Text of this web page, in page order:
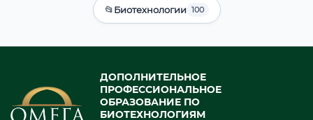
📂Биотехнологии 100
ДОПОЛНИТЕЛЬНОЕ
ПРОФЕССИОНАЛЬНОЕ
ОБРАЗОВАНИЕ ПО
БИОТЕХНОЛОГИЯМ